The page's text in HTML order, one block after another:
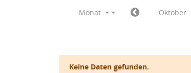
Monat Oktober
Keine Daten gefunden.